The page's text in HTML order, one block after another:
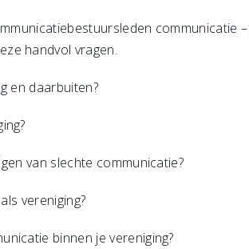
communicatie
handvol vragen.
en daarbuiten?
van slechte communicatie?
vereniging?
binnen je vereniging?